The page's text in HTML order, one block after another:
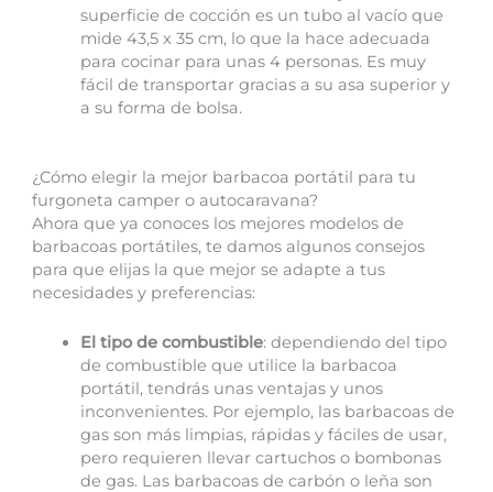
superficie de cocción es un tubo al vacío que
mide 43,5 x 35 cm, lo que la hace adecuada
para cocinar para unas 4 personas. Es muy
fácil de transportar gracias a su asa superior y
a su forma de bolsa.
¿Cómo elegir la mejor barbacoa portátil para tu
furgoneta camper o autocaravana?
Ahora que ya conoces los mejores modelos de
barbacoas portátiles, te damos algunos consejos
para que elijas la que mejor se adapte a tus
necesidades y preferencias:
El tipo de combustible: dependiendo del tipo
de combustible que utilice la barbacoa
portátil, tendrás unas ventajas y unos
inconvenientes. Por ejemplo, las barbacoas de
gas son más limpias, rápidas y fáciles de usar,
pero requieren llevar cartuchos o bombonas
de gas. Las barbacoas de carbón o leña son